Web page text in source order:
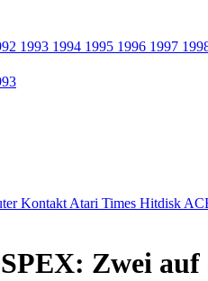
1993 1994 1995 1996 1997
Kontakt Atari Times Hitdisk
Zwei